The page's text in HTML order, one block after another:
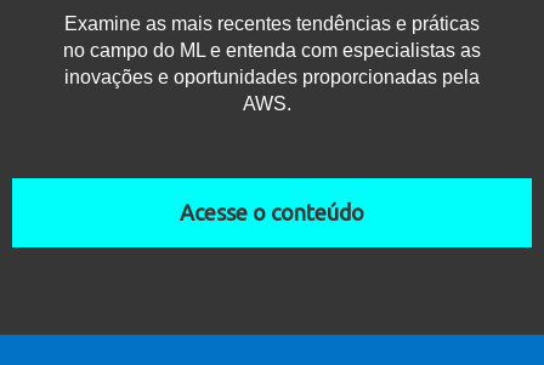
Examine as mais recentes tendências e práticas
no campo do ML e entenda com especialistas as
inovações e oportunidades proporcionadas pela
AWS.
Acesse o conteúdo